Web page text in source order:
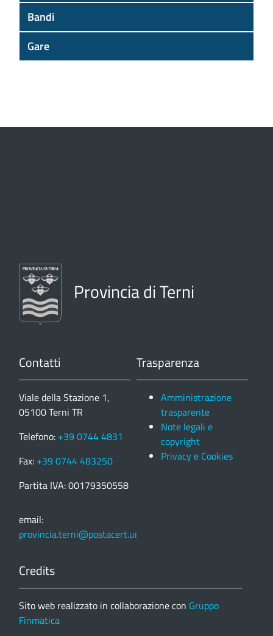
Bandi
Gare
Provincia di Terni
Contatti
Viale della Stazione 1,
05100 Terni TR
Telefono: +39 0744 4831
Fax: +39 0744 483250
Partita IVA: 00179350558
email:
provincia.terni@postacert.umbria.it
Trasparenza
Amministrazione
trasparente
Note legali e
copyright
Privacy e Cookies
Credits
Sito web realizzato in collaborazione con Gruppo
Finmatica